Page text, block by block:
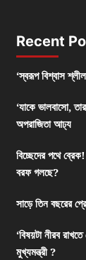
Recent
‘স্বরূপ বিশ্বাস
‘যাকে ভালবাসো,
অপরাজিতা আঢ্য
বিচ্ছেদের পথে
বরফ গলছে?
সাড়ে তিন বছরের
‘বিষয়টা নীরব
মুখ্যমন্ত্রী ?